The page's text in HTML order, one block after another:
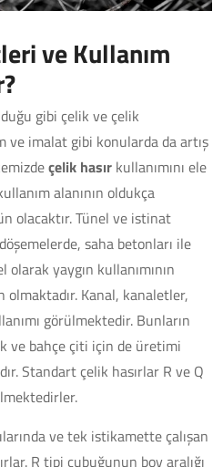
ve Kullanım
gibi çelik ve çelik
ve imalat gibi konularda da artış
çelik hasır kullanımını ele
alanının oldukça
olacaktır. Tünel ve istinat
saha betonları ile
yaygın kullanımının
Kanal, kanaletler,
görülmektedir. Bunların
ve bahçe çiti için de üretimi
Standart çelik hasırlar R ve Q
ve tek istikamette çalışan
R tipi çubuğunun boy aralığı